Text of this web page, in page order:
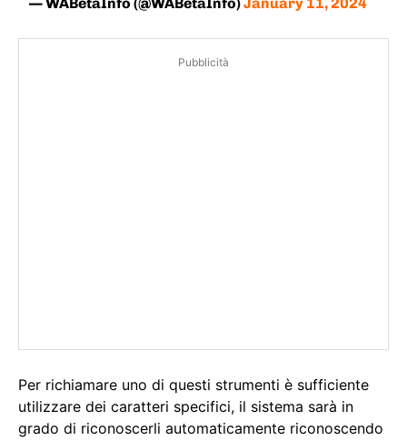
Pubblicità
Per richiamare uno di questi strumenti è sufficiente
utilizzare dei caratteri specifici, il sistema sarà in
grado di riconoscerli automaticamente riconoscendo